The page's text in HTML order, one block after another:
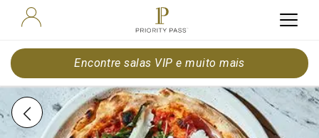
Encontre salas VIP e muito mais